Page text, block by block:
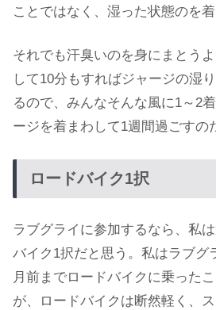
ことではなく、湿った状態のを着
それでも汗臭いのを身にまとう
して10分もすればジャージの湿
るので、みんなそんな風に1～2
ージを着まわして1週間過ごすの
ロードバイク1択
ラブグライに参加するなら、私
バイク1択だと思う。私はラブグ
月前までロードバイクに乗った
が、ロードバイクは断然軽く、